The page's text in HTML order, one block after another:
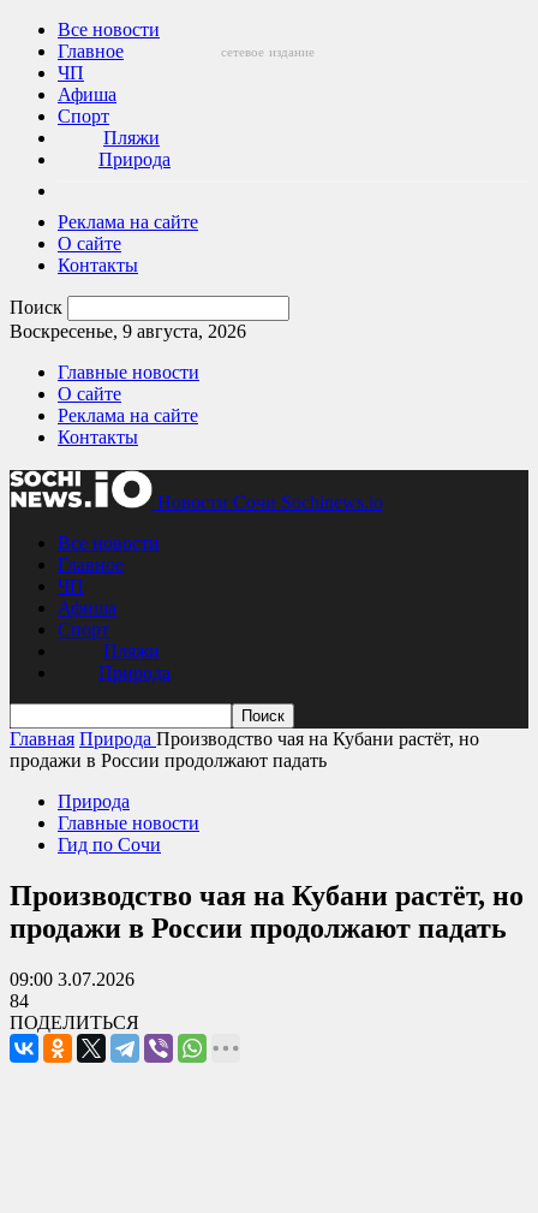
Все новости
Главное
ЧП
Афиша
Спорт
Пляжи
Природа
Реклама на сайте
О сайте
Контакты
Поиск
Воскресенье, 9 августа, 2026
Главные новости
О сайте
Реклама на сайте
Контакты
Новости Сочи Sochinews.io
сетевое издание
Все новости
Главное
ЧП
Афиша
Спорт
Пляжи
Природа
Главная Природа Производство чая на Кубани растёт, но
продажи в России продолжают падать
Природа
Главные новости
Гид по Сочи
Производство чая на Кубани растёт, но
продажи в России продолжают падать
09:00 3.07.2026
84
ПОДЕЛИТЬСЯ